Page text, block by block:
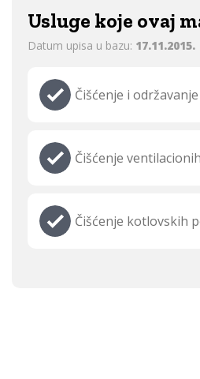
Usluge koje ovaj
Datum upisa u bazu: 17.11.2015.
Čišćenje i
Čišćenje
Čišćenje kotlovskih